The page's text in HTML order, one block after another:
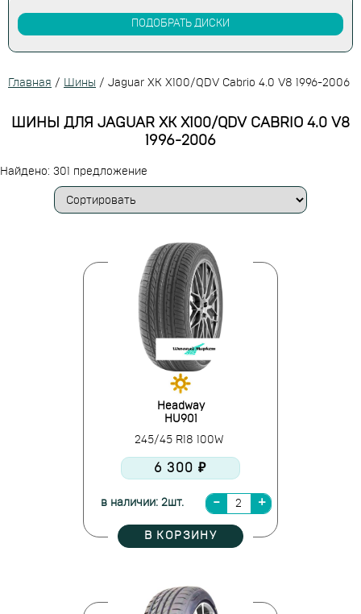
ПОДОБРАТЬ ДИСКИ
Главная / Шины / Jaguar XK X100/QDV Cabrio 4.0 V8 1996-2006
ШИНЫ ДЛЯ JAGUAR XK X100/QDV CABRIO 4.0 V8
1996-2006
Найдено: 301 предложение
Headway
HU901
245/45 R18 100W
6 300 ₽
в наличии: 2шт.
В КОРЗИНУ